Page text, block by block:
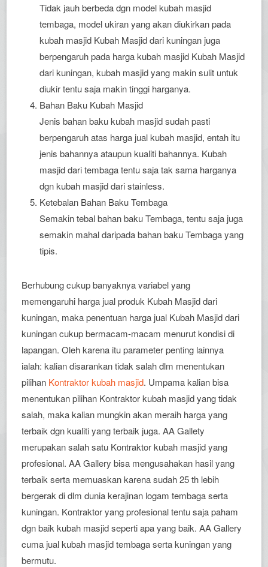
Tidak jauh berbeda dgn model kubah masjid
tembaga, model ukiran yang akan diukirkan pada
kubah masjid Kubah Masjid dari kuningan juga
berpengaruh pada harga kubah masjid Kubah Masjid
dari kuningan, kubah masjid yang makin sulit untuk
diukir tentu saja makin tinggi harganya.
Bahan Baku Kubah Masjid
Jenis bahan baku kubah masjid sudah pasti
berpengaruh atas harga jual kubah masjid, entah itu
jenis bahannya ataupun kualiti bahannya. Kubah
masjid dari tembaga tentu saja tak sama harganya
dgn kubah masjid dari stainless.
Ketebalan Bahan Baku Tembaga
Semakin tebal bahan baku Tembaga, tentu saja juga
semakin mahal daripada bahan baku Tembaga yang
tipis.
Berhubung cukup banyaknya variabel yang
memengaruhi harga jual produk Kubah Masjid dari
kuningan, maka penentuan harga jual Kubah Masjid dari
kuningan cukup bermacam-macam menurut kondisi di
lapangan. Oleh karena itu parameter penting lainnya
ialah: kalian disarankan tidak salah dlm menentukan
pilihan Kontraktor kubah masjid. Umpama kalian bisa
menentukan pilihan Kontraktor kubah masjid yang tidak
salah, maka kalian mungkin akan meraih harga yang
terbaik dgn kualiti yang terbaik juga. AA Gallety
merupakan salah satu Kontraktor kubah masjid yang
profesional. AA Gallery bisa mengusahakan hasil yang
terbaik serta memuaskan karena sudah 25 th lebih
bergerak di dlm dunia kerajinan logam tembaga serta
kuningan. Kontraktor yang profesional tentu saja paham
dgn baik kubah masjid seperti apa yang baik. AA Gallery
cuma jual kubah masjid tembaga serta kuningan yang
bermutu.